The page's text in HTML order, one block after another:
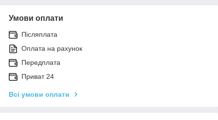
Умови оплати
Післяплата
Оплата на рахунок
Передплата
Приват 24
Всі умови оплати